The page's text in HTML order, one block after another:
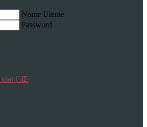
Nome Utente
Password
con CIE